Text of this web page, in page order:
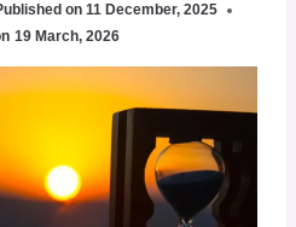
on 11 December, 2025
19 March, 2026